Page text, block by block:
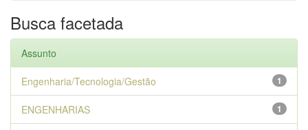
Busca facetada
Assunto
1
Engenharia/Tecnologia/Gestão
1
ENGENHARIAS